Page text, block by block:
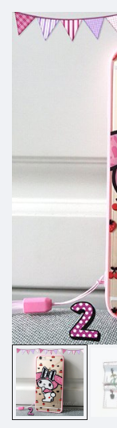
content